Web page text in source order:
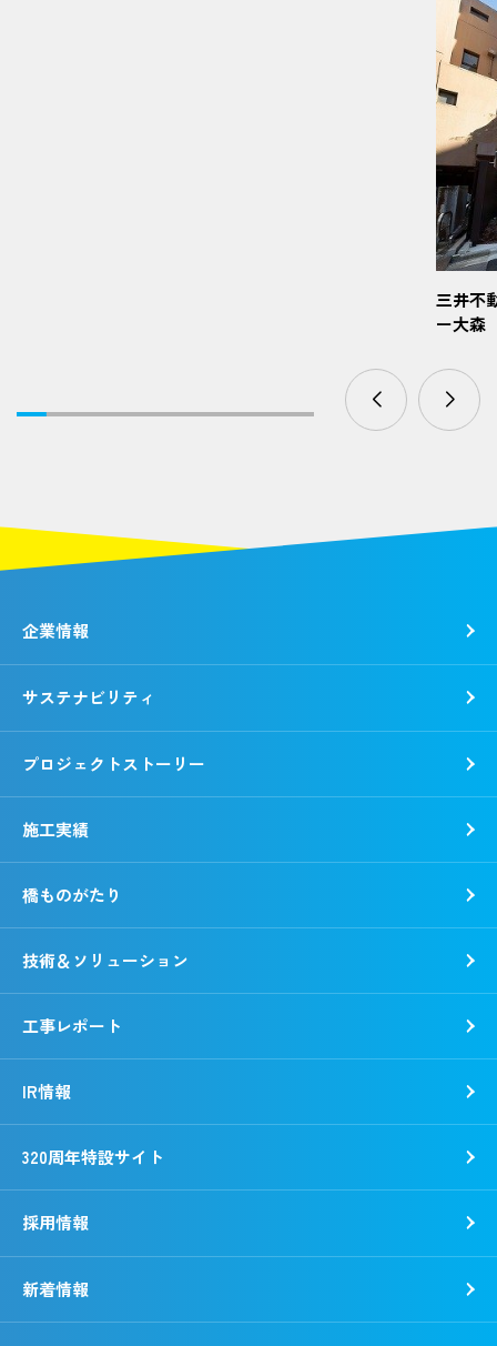
三井不
ー大森
企業情報
各種方針
動画で知る錢高組
事業所一覧
野村胡堂・あらえびす記念館
サステナビリティ
CSR報告書
社会
プロジェクトストーリー
施工実績
橋ものがたり
技術＆ソリューション
工事レポート
IR情報
320周年特設サイト
採用情報
新着情報